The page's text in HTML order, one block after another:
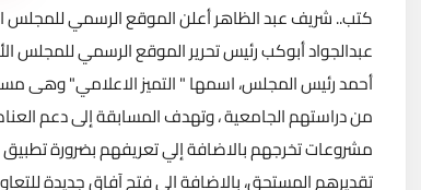
كتب.. شريف عبد الظاهر أعلن الموقع الرسمي للمجلس
عبدالجواد أبوكب رئيس تحرير الموقع الرسمي للمجلس
أحمد رئيس المجلس، اسمها " التميز الاعلامي" وهى
من دراستهم الجامعية ، وتهدف المسابقة إلى دعم
مشروعات تخرجهم بالاضافة إلي تعريفهم بضرورة تطبيق
تقديرهم المستحق، بالاضافة الي فتح آفاق جديدة